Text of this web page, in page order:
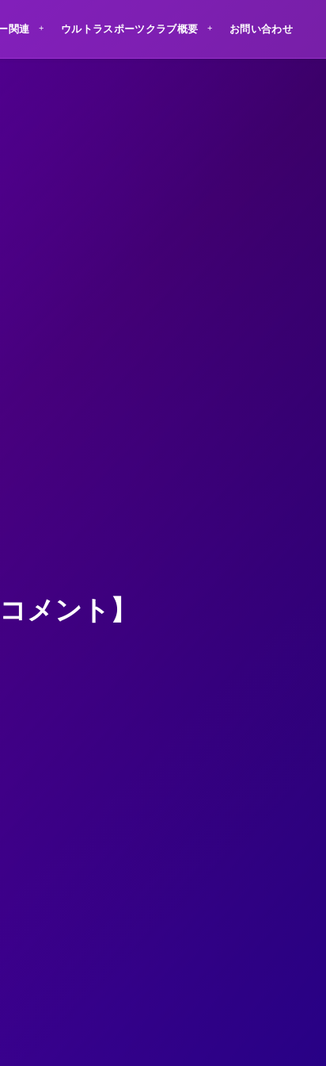
関連 ウルトラスポーツクラブ概要 お問い合わせ
メント】